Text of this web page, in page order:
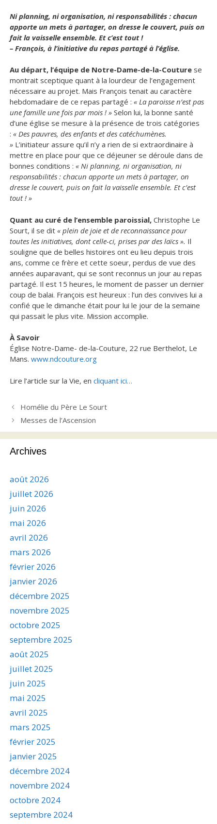
Ni planning, ni organisation, ni responsabilités : chacun
apporte un mets à partager, on dresse le couvert, puis on
fait la vaisselle ensemble. Et c’est tout !
– François, à l’initiative du repas partagé à l’église.
Au départ, l’équipe de Notre-Dame-de-la-Couture se
montrait sceptique quant à la lourdeur de l’engagement
nécessaire au projet. Mais François tenait au caractère
hebdomadaire de ce repas partagé : « La paroisse n’est pas
une famille une fois par mois ! » Selon lui, la bonne santé
d’une église se mesure à la présence de trois catégories
: « Des pauvres, des enfants et des catéchumènes.
» L’initiateur assure qu’il n’y a rien de si extraordinaire à
mettre en place pour que ce déjeuner se déroule dans de
bonnes conditions : « Ni planning, ni organisation, ni
responsabilités : chacun apporte un mets à partager, on
dresse le couvert, puis on fait la vaisselle ensemble. Et c’est
tout ! »
Quant au curé de l’ensemble paroissial, Christophe Le
Sourt, il se dit « plein de joie et de reconnaissance pour
toutes les initiatives, dont celle-ci, prises par des laïcs ». Il
souligne que de belles histoires ont eu lieu depuis trois
ans, comme ce frère et cette soeur, perdus de vue des
années auparavant, qui se sont reconnus un jour au repas
partagé. Il est 15 heures, le moment de passer un dernier
coup de balai. François est heureux : l’un des convives lui a
confié que le dimanche était pour lui le jour de la semaine
qui passait le plus vite. Mission accomplie.
À Savoir
Église Notre-Dame- de-la-Couture, 22 rue Berthelot, Le
Mans. www.ndcouture.org
Lire l’article sur la Vie, en cliquant ici…
Homélie du Père Le Sourt
Messes de l’Ascension
Archives
août 2026
juillet 2026
juin 2026
mai 2026
avril 2026
mars 2026
février 2026
janvier 2026
décembre 2025
novembre 2025
octobre 2025
septembre 2025
août 2025
juillet 2025
juin 2025
mai 2025
avril 2025
mars 2025
février 2025
janvier 2025
décembre 2024
novembre 2024
octobre 2024
septembre 2024